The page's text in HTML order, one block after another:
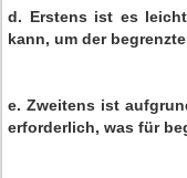
d. Erstens ist es
kann, um der
e. Zweitens ist
erforderlich, was für